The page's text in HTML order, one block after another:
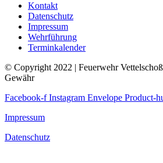
Kontakt
Datenschutz
Impressum
Wehrführung
Terminkalender
© Copyright 2022 | Feuerwehr
Gewähr
Facebook-f Instagram Envelope Product-
Impressum
Datenschutz